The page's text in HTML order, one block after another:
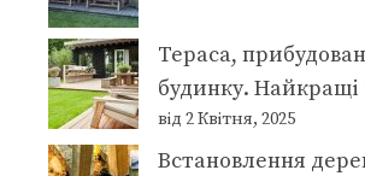
Тераса,
будинку. Найкращі
від 2 Квітня, 2025
Встановлення